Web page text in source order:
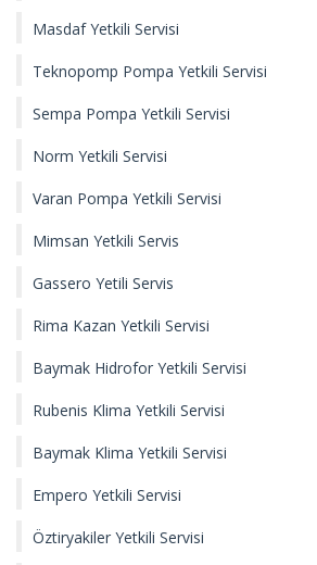
Masdaf Yetkili Servisi
Teknopomp Pompa Yetkili Servisi
Sempa Pompa Yetkili Servisi
Norm Yetkili Servisi
Varan Pompa Yetkili Servisi
Mimsan Yetkili Servis
Gassero Yetili Servis
Rima Kazan Yetkili Servisi
Baymak Hidrofor Yetkili Servisi
Rubenis Klima Yetkili Servisi
Baymak Klima Yetkili Servisi
Empero Yetkili Servisi
Öztiryakiler Yetkili Servisi